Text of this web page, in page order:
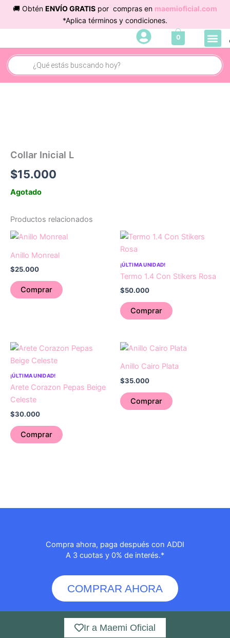
contenido
🚚 Obtén ENVÍO GRATIS por compras en maemioficial.com
*Aplica términos y condiciones.
0
Búsqueda
de
productos
Collar Inicial L
$15.000
Agotado
Productos relacionados
Anillo Monreal
$25.000
Comprar
¡ÚLTIMA UNIDAD!
Termo 1.4 Con Stikers Rosa
$50.000
Comprar
¡ÚLTIMA UNIDAD!
Arete Corazon Pepas Beige
Celeste
$30.000
Comprar
Anillo Cairo Plata
$35.000
Comprar
Compra ahora, paga después con ADDI
A 3 cuotas y 0% de interés.*
COMPRAR AHORA
Ir a Maemi Oficial